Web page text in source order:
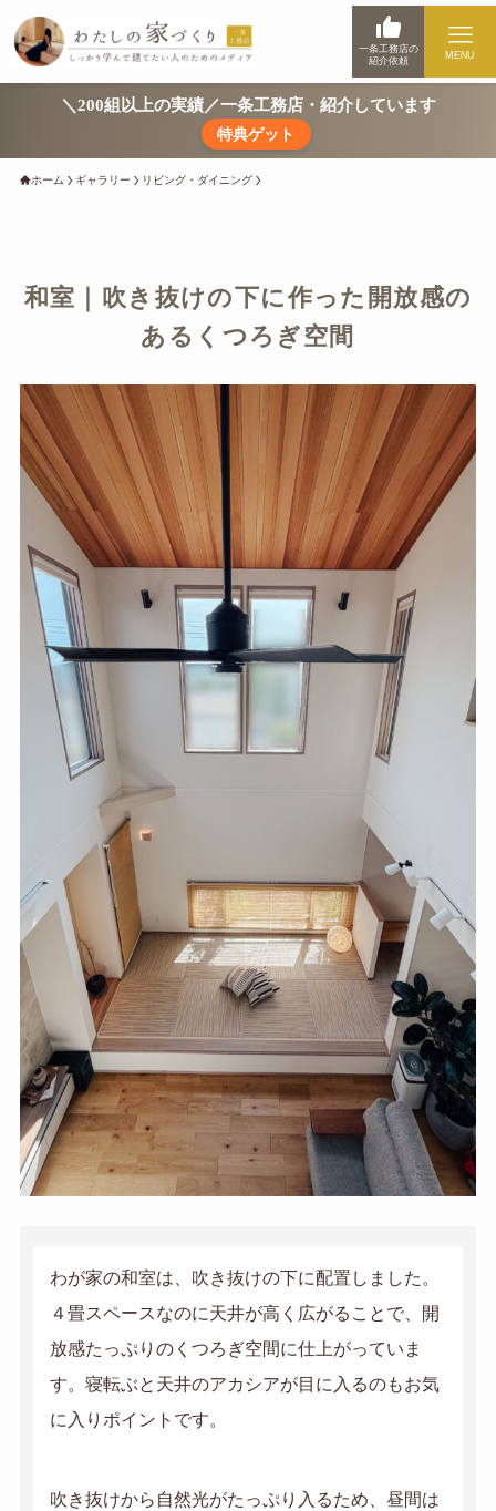
一条工務店の
紹介依頼
MENU
＼200組以上の実績／一条工務店・紹介しています
特典ゲット
ホーム ギャラリー リビング・ダイニング
和室｜吹き抜けの下に作った開放感の
あるくつろぎ空間
わが家の和室は、吹き抜けの下に配置しました。
４畳スペースなのに天井が高く広がることで、開
放感たっぷりのくつろぎ空間に仕上がっていま
す。寝転ぶと天井のアカシアが目に入るのもお気
に入りポイントです。
吹き抜けから自然光がたっぷり入るため、昼間は